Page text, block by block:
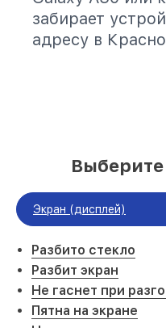
забирает
адресу в
Экран (дисплей)
Разбито стекло
Разбит экран
Не гаснет при
Пятна на экране